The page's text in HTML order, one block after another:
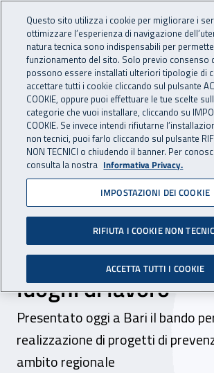
INAIL - Istituto
Navigazione
Navigazione - Ti trovi in:
Home Inail comunica News
25 settembre 2025
Avviso pubblico
2025: 200 mila euro
salute e sicurezza
luoghi di lavoro
Presentato oggi a Bari il bando
realizzazione di progetti di
ambito regionale
Questo sito utilizza i cookie per migliorare i
ottimizzare l’esperienza di navigazione
natura tecnica sono indispensabili per
funzionamento del sito. Solo previo consenso
possono essere installati ulteriori tipologie di
accettare tutti i cookie cliccando sul pulsante
COOKIE, oppure puoi effettuare le tue scelte
categorie che vuoi installare, cliccando su
COOKIE. Se invece intendi rifiutarne
non tecnici, puoi farlo cliccando sul pulsante
NON TECNICI o chiudendo il banner. Per
consulta la nostra Informativa Privacy.
IMPOSTAZIONI DEI COOKIE
RIFIUTA I COOKIE NON
ACCETTA TUTTI I COOKIE